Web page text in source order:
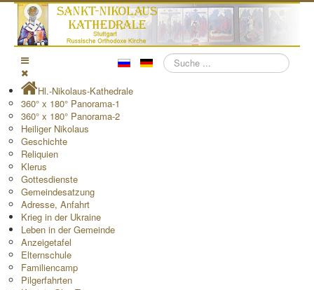
Suchen
Hl.-Nikolaus-Kathedrale
360° x 180° Panorama-1
360° x 180° Panorama-2
Heiliger Nikolaus
Geschichte
Reliquien
Klerus
Gottesdienste
Gemeindesatzung
Adresse, Anfahrt
Krieg in der Ukraine
Leben in der Gemeinde
Anzeigetafel
Elternschule
Familiencamp
Pilgerfahrten